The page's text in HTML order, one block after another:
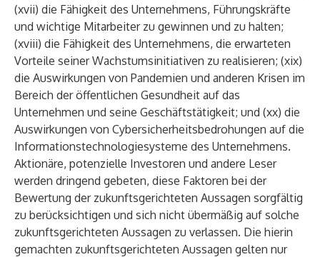
(xvii) die Fähigkeit des Unternehmens, Führungskräfte
und wichtige Mitarbeiter zu gewinnen und zu halten;
(xviii) die Fähigkeit des Unternehmens, die erwarteten
Vorteile seiner Wachstumsinitiativen zu realisieren; (xix)
die Auswirkungen von Pandemien und anderen Krisen im
Bereich der öffentlichen Gesundheit auf das
Unternehmen und seine Geschäftstätigkeit; und (xx) die
Auswirkungen von Cybersicherheitsbedrohungen auf die
Informationstechnologiesysteme des Unternehmens.
Aktionäre, potenzielle Investoren und andere Leser
werden dringend gebeten, diese Faktoren bei der
Bewertung der zukunftsgerichteten Aussagen sorgfältig
zu berücksichtigen und sich nicht übermäßig auf solche
zukunftsgerichteten Aussagen zu verlassen. Die hierin
gemachten zukunftsgerichteten Aussagen gelten nur